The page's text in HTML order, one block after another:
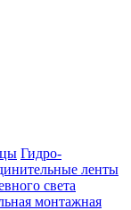
Гидро-
ленты
света
монтажная